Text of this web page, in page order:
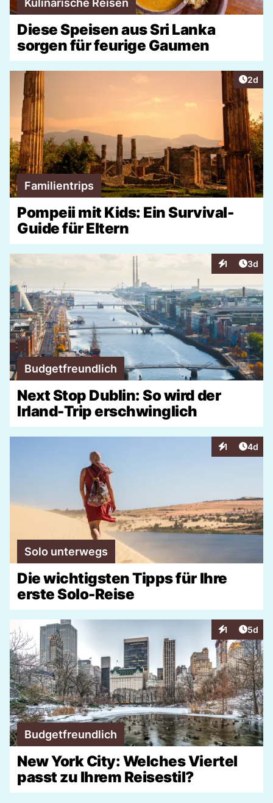
Kulinarische Reisen
Diese Speisen aus Sri Lanka
sorgen für feurige Gaumen
2d
Familientrips
Pompeii mit Kids: Ein Survival-
Guide für Eltern
1
Interaktionen
3d
Budgetfreundlich
Next Stop Dublin: So wird der
Irland-Trip erschwinglich
1
Interaktionen
4d
Solo unterwegs
Die wichtigsten Tipps für Ihre
erste Solo-Reise
1
Interaktionen
5d
Budgetfreundlich
New York City: Welches Viertel
passt zu Ihrem Reisestil?